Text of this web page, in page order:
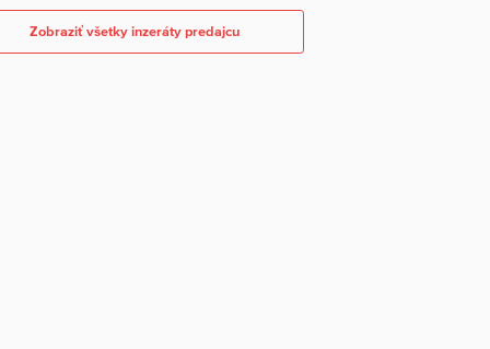
Zobraziť všetky inzeráty predajcu